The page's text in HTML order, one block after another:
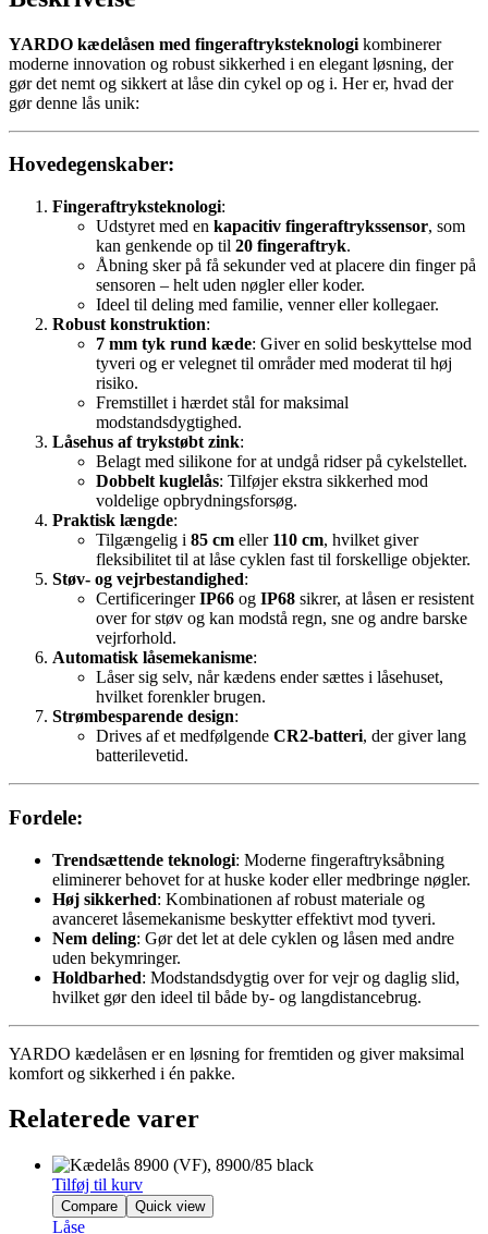
YARDO kædelåsen med fingeraftryksteknologi kombinerer
moderne innovation og robust sikkerhed i en elegant løsning, der
gør det nemt og sikkert at låse din cykel op og i. Her er, hvad der
gør denne lås unik:
Hovedegenskaber:
Fingeraftryksteknologi:
Udstyret med en kapacitiv fingeraftrykssensor, som
kan genkende op til 20 fingeraftryk.
Åbning sker på få sekunder ved at placere din finger på
sensoren – helt uden nøgler eller koder.
Ideel til deling med familie, venner eller kollegaer.
Robust konstruktion:
7 mm tyk rund kæde: Giver en solid beskyttelse mod
tyveri og er velegnet til områder med moderat til høj
risiko.
Fremstillet i hærdet stål for maksimal
modstandsdygtighed.
Låsehus af trykstøbt zink:
Belagt med silikone for at undgå ridser på cykelstellet.
Dobbelt kuglelås: Tilføjer ekstra sikkerhed mod
voldelige opbrydningsforsøg.
Praktisk længde:
Tilgængelig i 85 cm eller 110 cm, hvilket giver
fleksibilitet til at låse cyklen fast til forskellige objekter.
Støv- og vejrbestandighed:
CertificeringerIP66 og IP68 sikrer, at låsen er resistent
over for støv og kan modstå regn, sne og andre barske
vejrforhold.
Automatisk låsemekanisme:
Låser sig selv, når kædens ender sættes i låsehuset,
hvilket forenkler brugen.
Strømbesparende design:
Drives af et medfølgende CR2-batteri, der giver lang
batterilevetid.
Fordele:
Trendsættende teknologi: Moderne fingeraftryksåbning
eliminerer behovet for at huske koder eller medbringe nøgler.
Høj sikkerhed: Kombinationen af robust materiale og
avanceret låsemekanisme beskytter effektivt mod tyveri.
Nem deling: Gør det let at dele cyklen og låsen med andre
uden bekymringer.
Holdbarhed: Modstandsdygtig over for vejr og daglig slid,
hvilket gør den ideel til både by- og langdistancebrug.
YARDO kædelåsen er en løsning for fremtiden og giver maksimal
komfort og sikkerhed i én pakke.
Relaterede varer
Tilføj til kurv
Compare Quick view
Låse